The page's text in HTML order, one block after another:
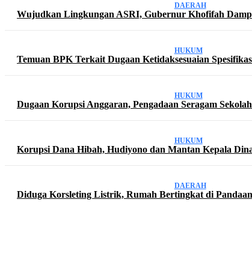
DAERAH
Wujudkan Lingkungan ASRI, Gubernur Khofifah
HUKUM
Temuan BPK Terkait Dugaan Ketidaksesuaian
HUKUM
Dugaan Korupsi Anggaran, Pengadaan Seragam
HUKUM
Korupsi Dana Hibah, Hudiyono dan Mantan Kepala
DAERAH
Diduga Korsleting Listrik, Rumah Bertingkat di